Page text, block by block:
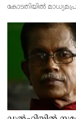
കോടതിയിൽ
വഴി വിചാരണയിൽ